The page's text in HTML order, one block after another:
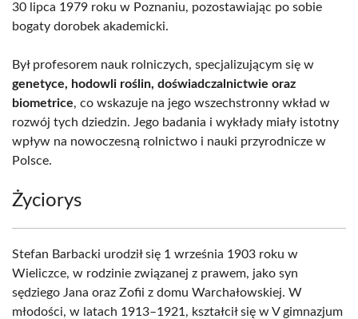
30 lipca 1979 roku w Poznaniu, pozostawiając po sobie
bogaty dorobek akademicki.
Był profesorem nauk rolniczych, specjalizującym się w
genetyce, hodowli roślin, doświadczalnictwie oraz
biometrice, co wskazuje na jego wszechstronny wkład w
rozwój tych dziedzin. Jego badania i wykłady miały istotny
wpływ na nowoczesną rolnictwo i nauki przyrodnicze w
Polsce.
Życiorys
Stefan Barbacki urodził się 1 września 1903 roku w
Wieliczce, w rodzinie związanej z prawem, jako syn
sędziego Jana oraz Zofii z domu Warchałowskiej. W
młodości, w latach 1913–1921, kształcił się w V gimnazjum